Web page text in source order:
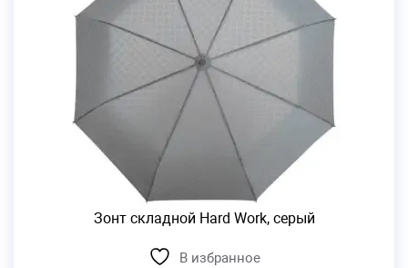
Зонт складной Hard Work, серый
В избранное